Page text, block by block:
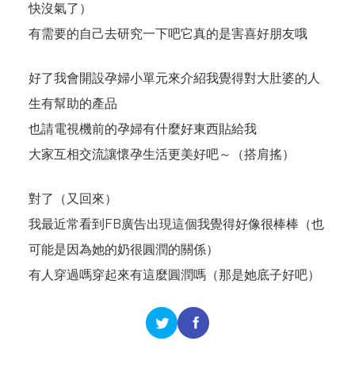
快沒氣了）
有需要的自己去研究一下吧它真的是害喜好朋友哦
好了我會開設孕婦小單元來介紹我覺得對大肚婆的人
生有幫助的產品
也請電視機前的孕婦有什麼好東西貼給我
大家互相交流讓懷孕生活更美好吧～（搭肩搖）
對了（又回來）
我最近常看到FB廣告出現這個我覺得好像很棒棒（也
可能是因為她的奶很圓潤的關係）
有人穿過嗎穿起來有這麼圓潤嗎（那是她底子好吧）